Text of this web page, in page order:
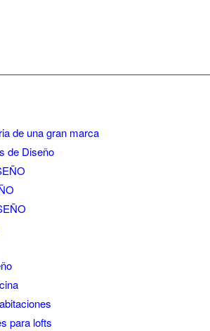
de una gran marca
de Diseño
para lofts